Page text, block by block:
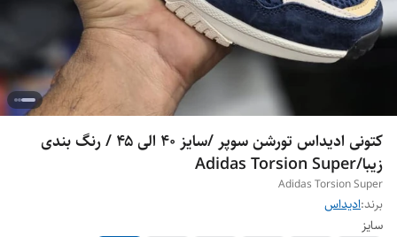
کتونی ادیداس تورشن سوپر /سایز ۴۰ الی ۴۵ / رنگ بندی
زیبا/Adidas Torsion Super
Adidas Torsion Super
برند:ادیداس
سایز